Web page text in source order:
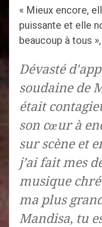
« Mieux encore,
puissante et elle
beaucoup à tous
Dévasté
soudaine de
était
son cœur à
sur scène et
j’ai fait mes
musique
ma plus
Mandisa, tu